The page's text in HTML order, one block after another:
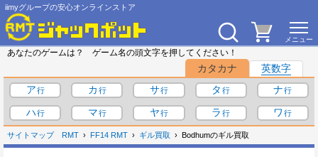
iimyグループの安心オンラインストア
あなたのゲームは？ ゲーム名の頭文字を押してください！
カタカナ
英数字
ア
カ サ タ
ナ
ハ
マ ヤ ラ ワ
サイトマップ RMT FF14 RMT ギル買取 Bodhumのギル買取